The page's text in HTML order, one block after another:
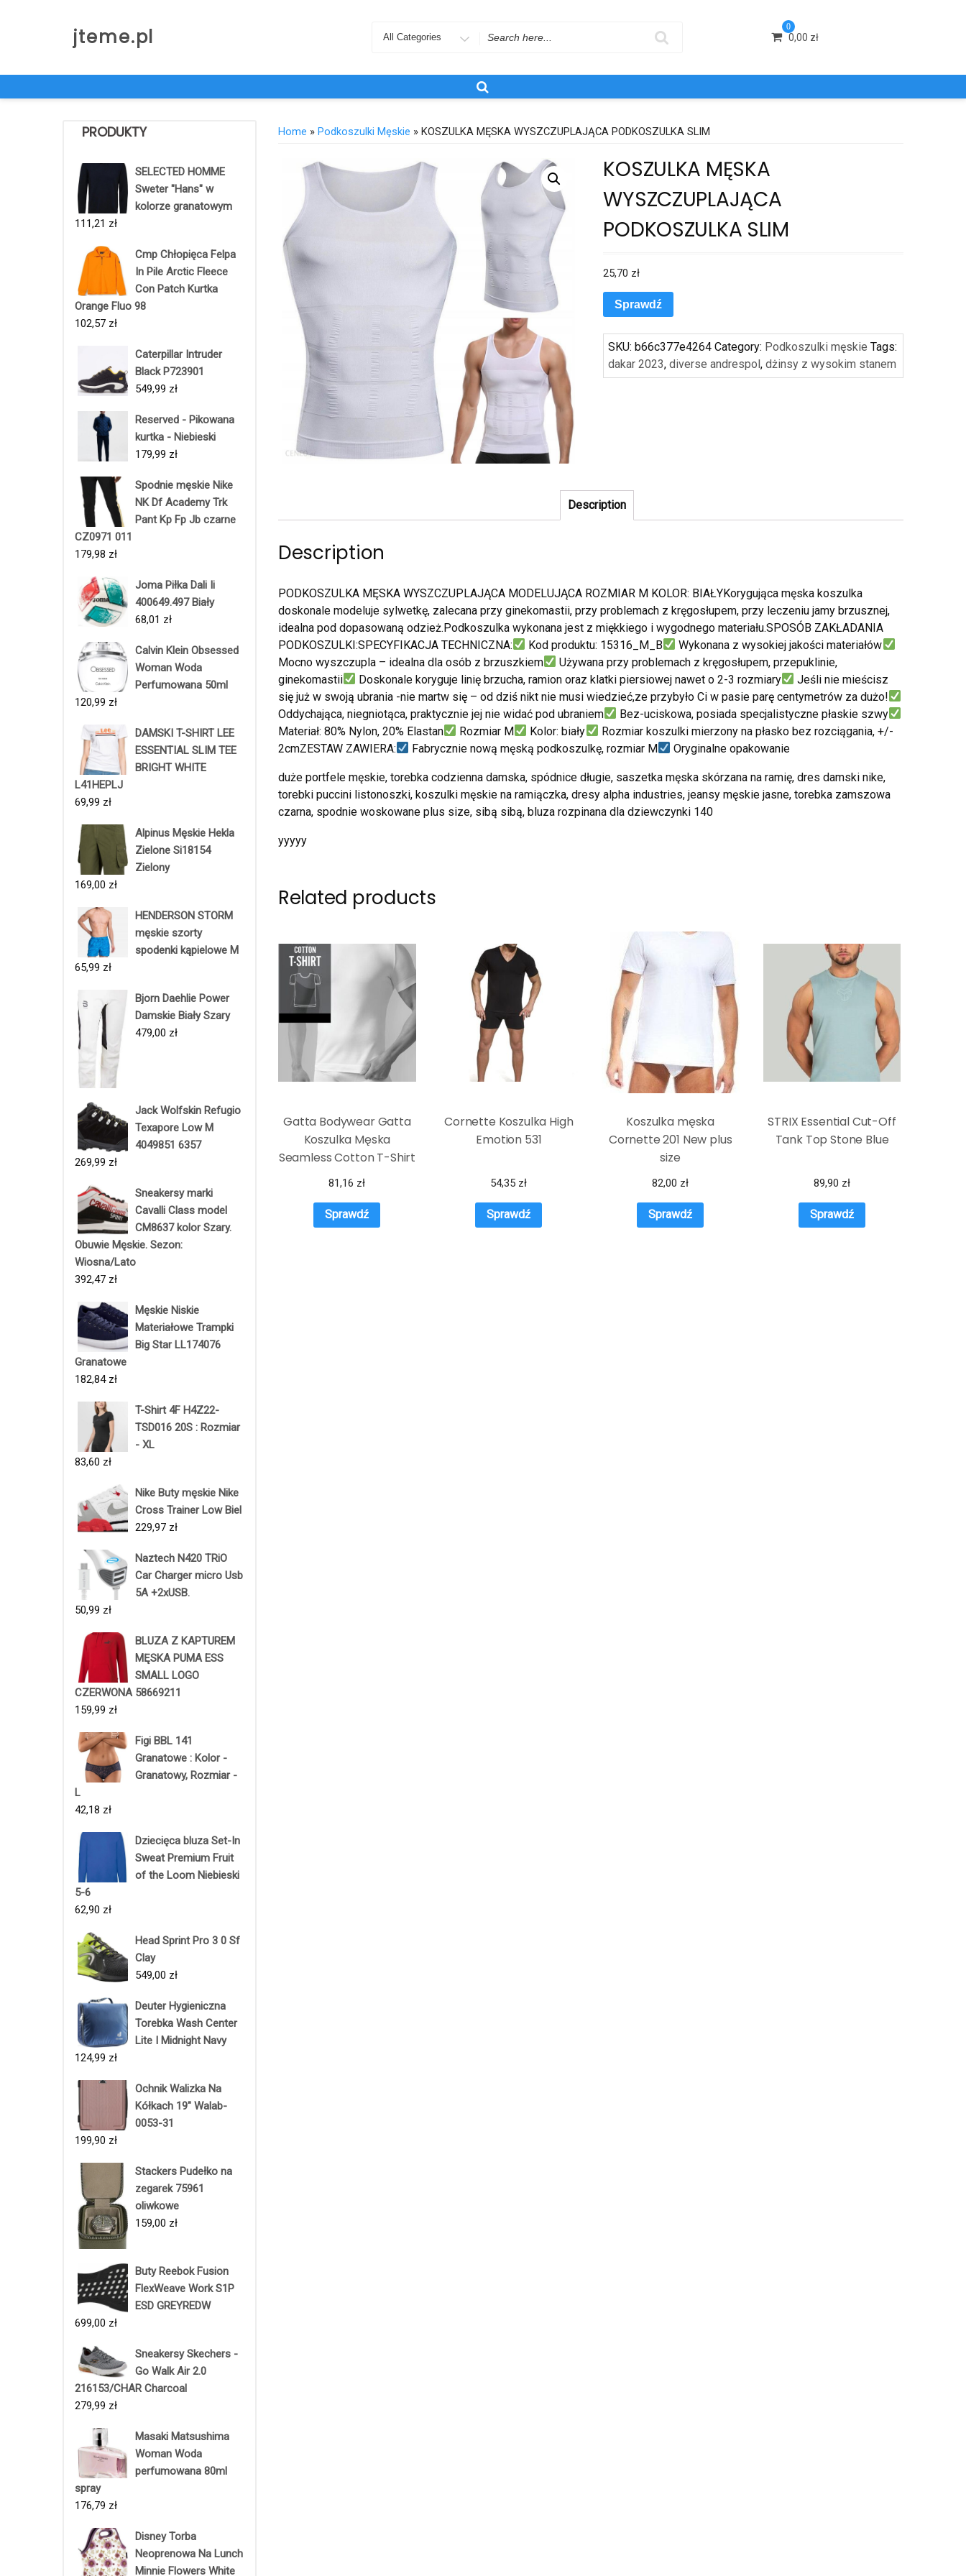
jteme.pl
Search
0
0,00 zł
PRODUKTY
SELECTED HOMME
Sweter "Hans" w
kolorze granatowym
111,21 zł
Cmp Chłopięca Felpa
In Pile Arctic Fleece
Con Patch Kurtka
Orange Fluo 98
102,57 zł
Caterpillar Intruder
Black P723901
549,99 zł
Reserved - Pikowana
kurtka - Niebieski
179,99 zł
Spodnie męskie Nike
NK Df Academy Trk
Pant Kp Fp Jb czarne
CZ0971 011
179,98 zł
Joma Piłka Dali Ii
400649.497 Biały
68,01 zł
Calvin Klein Obsessed
Woman Woda
Perfumowana 50ml
120,99 zł
DAMSKI T-SHIRT LEE
ESSENTIAL SLIM TEE
BRIGHT WHITE
L41HEPLJ
69,99 zł
Alpinus Męskie Hekla
Zielone Si18154
Zielony
169,00 zł
HENDERSON STORM
męskie szorty
spodenki kąpielowe M
65,99 zł
Bjorn Daehlie Power
Damskie Biały Szary
479,00 zł
Jack Wolfskin Refugio
Texapore Low M
4049851 6357
269,99 zł
Sneakersy marki
Cavalli Class model
CM8637 kolor Szary.
Obuwie Męskie. Sezon:
Wiosna/Lato
392,47 zł
Męskie Niskie
Materiałowe Trampki
Big Star LL174076
Granatowe
182,84 zł
T-Shirt 4F H4Z22-
TSD016 20S : Rozmiar
- XL
83,60 zł
Nike Buty męskie Nike
Cross Trainer Low Biel
229,97 zł
Naztech N420 TRiO
Car Charger micro Usb
5A +2xUSB.
50,99 zł
BLUZA Z KAPTUREM
MĘSKA PUMA ESS
SMALL LOGO
CZERWONA 58669211
159,99 zł
Figi BBL 141
Granatowe : Kolor -
Granatowy, Rozmiar -
L
42,18 zł
Dziecięca bluza Set-In
Sweat Premium Fruit
of the Loom Niebieski
5-6
62,90 zł
Head Sprint Pro 3 0 Sf
Clay
549,00 zł
Deuter Hygieniczna
Torebka Wash Center
Lite I Midnight Navy
124,99 zł
Ochnik Walizka Na
Kółkach 19" Walab-
0053-31
199,90 zł
Stackers Pudełko na
zegarek 75961
oliwkowe
159,00 zł
Buty Reebok Fusion
FlexWeave Work S1P
ESD GREYREDW
699,00 zł
Sneakersy Skechers -
Go Walk Air 2.0
216153/CHAR Charcoal
279,99 zł
Masaki Matsushima
Woman Woda
perfumowana 80ml
spray
176,79 zł
Disney Torba
Neoprenowa Na Lunch
Minnie Flowers White
Home » Podkoszulki Męskie » KOSZULKA MĘSKA WYSZCZUPLAJĄCA PODKOSZULKA SLIM
KOSZULKA MĘSKA
WYSZCZUPLAJĄCA
PODKOSZULKA SLIM
25,70 zł
Sprawdź
SKU:b66c377e4264 Category: Podkoszulki męskie Tags:
dakar 2023,diverse andrespol,dżinsy z wysokim stanem
Description
Description
PODKOSZULKA MĘSKA WYSZCZUPLAJĄCA MODELUJĄCA ROZMIAR M KOLOR: BIAŁYKorygująca męska koszulka
doskonale modeluje sylwetkę, zalecana przy ginekomastii, przy problemach z kręgosłupem, przy leczeniu jamy brzusznej,
idealna pod dopasowaną odzież.Podkoszulka wykonana jest z miękkiego i wygodnego materiału.SPOSÓB ZAKŁADANIA
PODKOSZULKI:SPECYFIKACJA TECHNICZNA:
Kod produktu: 15316_M_B
Wykonana z wysokiej jakości materiałów
Mocno wyszczupla – idealna dla osób z brzuszkiem
Używana przy problemach z kręgosłupem, przepuklinie,
ginekomastii
Doskonale koryguje linię brzucha, ramion oraz klatki piersiowej nawet o 2-3 rozmiary
Jeśli nie mieścisz
się już w swoją ubrania -nie martw się – od dziś nikt nie musi wiedzieć,ze przybyło Ci w pasie parę centymetrów za dużo!
Oddychająca, niegniotąca, praktycznie jej nie widać pod ubraniem
Bez-uciskowa, posiada specjalistyczne płaskie szwy
Materiał: 80% Nylon, 20% Elastan
Rozmiar M Kolor: biały
Rozmiar koszulki mierzony na płasko bez rozciągania, +/-
2cmZESTAW ZAWIERA:
Fabrycznie nową męską podkoszulkę, rozmiar M Oryginalne opakowanie
duże portfele męskie, torebka codzienna damska, spódnice długie, saszetka męska skórzana na ramię, dres damski nike,
torebki puccini listonoszki, koszulki męskie na ramiączka, dresy alpha industries, jeansy męskie jasne, torebka zamszowa
czarna, spodnie woskowane plus size, sibą sibą, bluza rozpinana dla dziewczynki 140
yyyyy
Related products
Gatta Bodywear Gatta
Koszulka Męska
Seamless Cotton T-Shirt
81,16 zł
Sprawdź
Cornette Koszulka High
Emotion 531
54,35 zł
Sprawdź
Koszulka męska
Cornette 201 New plus
size
82,00 zł
Sprawdź
STRIX Essential Cut-Off
Tank Top Stone Blue
89,90 zł
Sprawdź